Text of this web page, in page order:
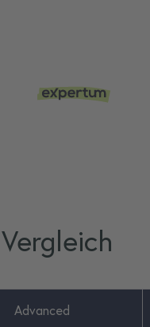
Advanced